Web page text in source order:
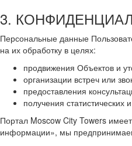
3.
Персональные данные
на их обработку в целях:
продвижения Объектов и
организации встреч или
предоставления
получения
Портал Moscow City Towers
информации», мы